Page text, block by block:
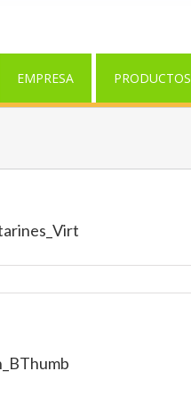
EMPRESA PRODUCTOS